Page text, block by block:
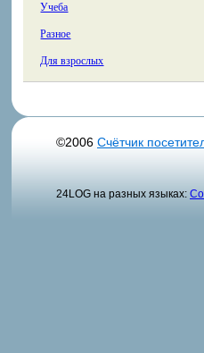
Учеба
Разное
Для взрослых
©2006 Счётчик
24LOG на разных языках: